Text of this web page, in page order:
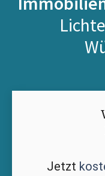
Jetzt